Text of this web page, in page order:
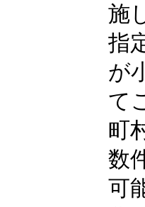
施
指
が
て
町
数
可